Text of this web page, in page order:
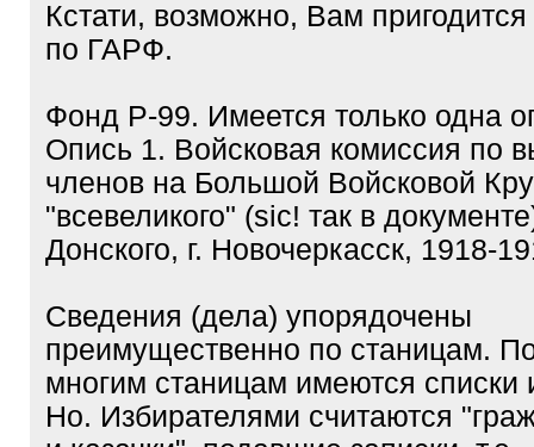
Кстати, возможно, Вам
по ГАРФ.
Фонд Р-99. Имеется только одна
Опись 1. Войсковая комиссия по
членов на Большой Войсковой
"всевеликого" (sic! так в
Донского, г. Новочеркасск, 1918-
Сведения (дела) упорядочены
преимущественно по станицам.
многим станицам имеются списки
Но. Избирателями считаются